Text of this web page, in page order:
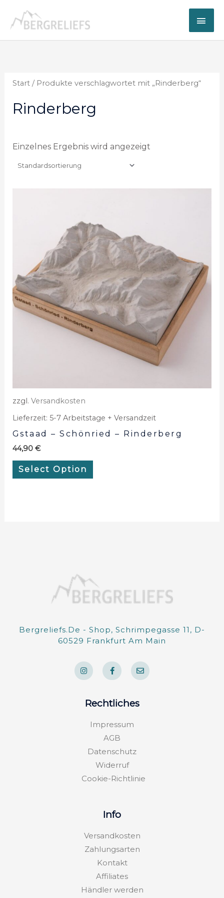
Inhalt
springen
Start/ Produkte verschlagwortet mit „Rinderberg“
Rinderberg
Einzelnes Ergebnis wird angezeigt
zzgl. Versandkosten
Lieferzeit: 5-7 Arbeitstage + Versandzeit
Gstaad – Schönried – Rinderberg
44,90 €
Select Option
Bergreliefs.de - Shop, Schrimpegasse 11, D-
60529 Frankfurt Am Main
I
n
s
t
g
r
F
a
c
e
o
o
f
E
n
v
e
Rechtliches
Impressum
AGB
Datenschutz
Widerruf
Cookie-Richtlinie
Info
Versandkosten
Zahlungsarten
Kontakt
Affiliates
Händler werden